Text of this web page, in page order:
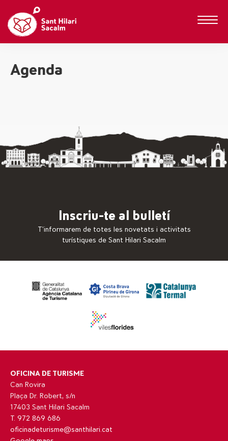
Agenda
Inscriu-te al bulletí
T’informarem de totes les novetats i activitats
turístiques de Sant Hilari Sacalm
OFICINA DE TURISME
Can Rovira
Plaça Dr. Robert, s/n
17403 Sant Hilari Sacalm
T. 972 869 686
oficinadeturisme@santhilari.cat